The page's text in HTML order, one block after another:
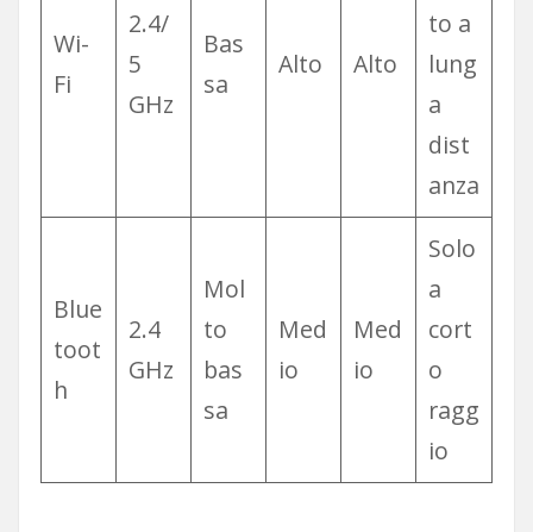
Wi-
Fi
2.4/
5
GHz
Bas
sa
Alto Alto
to a
lung
a
dist
anza
Blue
toot
h
2.4
GHz
Mol
to
bas
sa
Med
io
Med
io
Solo
a
cort
o
ragg
io